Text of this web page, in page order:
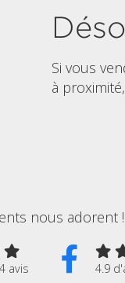
Si vous
à proximité,
nous adorent !
avis 4.9